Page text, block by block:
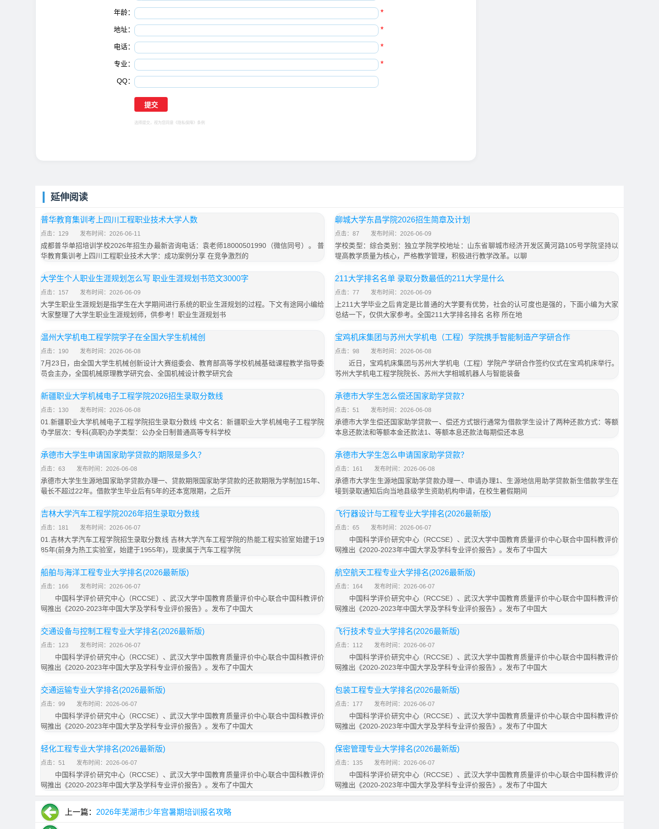
年龄： *
地址： *
电话： *
专业： *
QQ：
选择提交，视为您同意 《隐私保障》 条例
延伸阅读
普华教育集训考上四川工程职业技术大学人数
点击：129 发布时间：2026-06-11
成都普华单招培训学校2026年招生办最新咨询电话：袁老师18000501990（微信同号）。 普
华教育集训考上四川工程职业技术大学：成功案例分享 在竞争激烈的
聊城大学东昌学院2026招生简章及计划
点击：87 发布时间：2026-06-09
学校类型：综合类别：独立学院学校地址：山东省聊城市经济开发区黄河路105号学院坚持以
提高教学质量为核心，严格教学管理，积极进行教学改革。以聊
大学生个人职业生涯规划怎么写 职业生涯规划书范文3000字
点击：157 发布时间：2026-06-09
大学生职业生涯规划是指学生在大学期间进行系统的职业生涯规划的过程。下文有途网小编给
大家整理了大学生职业生涯规划师，供参考！职业生涯规划书
211大学排名名单 录取分数最低的211大学是什么
点击：77 发布时间：2026-06-09
上211大学毕业之后肯定是比普通的大学要有优势，社会的认可度也是强的，下面小编为大家
总结一下，仅供大家参考。全国211大学排名排名 名称 所在地
温州大学机电工程学院学子在全国大学生机械创
点击：190 发布时间：2026-06-08
7月23日，由全国大学生机械创新设计大赛组委会、教育部高等学校机械基础课程教学指导委
员会主办，全国机械原理教学研究会、全国机械设计教学研究会
宝鸡机床集团与苏州大学机电（工程）学院携手智能制造产学研合作
点击：98 发布时间：2026-06-08
近日，宝鸡机床集团与苏州大学机电（工程）学院产学研合作签约仪式在宝鸡机床举行。
苏州大学机电工程学院院长、苏州大学相城机器人与智能装备
新疆职业大学机械电子工程学院2026招生录取分数线
点击：130 发布时间：2026-06-08
01.新疆职业大学机械电子工程学院招生录取分数线 中文名：新疆职业大学机械电子工程学院
办学层次：专科(高职)办学类型：公办全日制普通高等专科学校
承德市大学生怎么偿还国家助学贷款？
点击：51 发布时间：2026-06-08
承德市大学生偿还国家助学贷款一、偿还方式银行通常为借款学生设计了两种还款方式：等额
本息还款法和等额本金还款法1、等额本息还款法每期偿还本息
承德市大学生申请国家助学贷款的期限是多久？
点击：63 发布时间：2026-06-08
承德市大学生生源地国家助学贷款办理一、贷款期限国家助学贷款的还款期限为学制加15年、
最长不超过22年。借款学生毕业后有5年的还本宽限期，之后开
承德市大学生怎么申请国家助学贷款？
点击：161 发布时间：2026-06-08
承德市大学生生源地国家助学贷款办理一、申请办理1、生源地信用助学贷款新生借款学生在
接到录取通知后向当地县级学生资助机构申请，在校生暑假期间
吉林大学汽车工程学院2026年招生录取分数线
点击：181 发布时间：2026-06-07
01.吉林大学汽车工程学院招生录取分数线 吉林大学汽车工程学院的热能工程实验室始建于19
85年(前身为热工实验室，始建于1955年)，现隶属于汽车工程学院
飞行器设计与工程专业大学排名(2026最新版)
点击：65 发布时间：2026-06-07
中国科学评价研究中心（RCCSE）、武汉大学中国教育质量评价中心联合中国科教评价
网推出《2020-2023年中国大学及学科专业评价报告》。发布了中国大
船舶与海洋工程专业大学排名(2026最新版)
点击：166 发布时间：2026-06-07
中国科学评价研究中心（RCCSE）、武汉大学中国教育质量评价中心联合中国科教评价
网推出《2020-2023年中国大学及学科专业评价报告》。发布了中国大
航空航天工程专业大学排名(2026最新版)
点击：164 发布时间：2026-06-07
中国科学评价研究中心（RCCSE）、武汉大学中国教育质量评价中心联合中国科教评价
网推出《2020-2023年中国大学及学科专业评价报告》。发布了中国大
交通设备与控制工程专业大学排名(2026最新版)
点击：123 发布时间：2026-06-07
中国科学评价研究中心（RCCSE）、武汉大学中国教育质量评价中心联合中国科教评价
网推出《2020-2023年中国大学及学科专业评价报告》。发布了中国大
飞行技术专业大学排名(2026最新版)
点击：112 发布时间：2026-06-07
中国科学评价研究中心（RCCSE）、武汉大学中国教育质量评价中心联合中国科教评价
网推出《2020-2023年中国大学及学科专业评价报告》。发布了中国大
交通运输专业大学排名(2026最新版)
点击：99 发布时间：2026-06-07
中国科学评价研究中心（RCCSE）、武汉大学中国教育质量评价中心联合中国科教评价
网推出《2020-2023年中国大学及学科专业评价报告》。发布了中国大
包装工程专业大学排名(2026最新版)
点击：177 发布时间：2026-06-07
中国科学评价研究中心（RCCSE）、武汉大学中国教育质量评价中心联合中国科教评价
网推出《2020-2023年中国大学及学科专业评价报告》。发布了中国大
轻化工程专业大学排名(2026最新版)
点击：51 发布时间：2026-06-07
中国科学评价研究中心（RCCSE）、武汉大学中国教育质量评价中心联合中国科教评价
网推出《2020-2023年中国大学及学科专业评价报告》。发布了中国大
保密管理专业大学排名(2026最新版)
点击：135 发布时间：2026-06-07
中国科学评价研究中心（RCCSE）、武汉大学中国教育质量评价中心联合中国科教评价
网推出《2020-2023年中国大学及学科专业评价报告》。发布了中国大
上一篇： 2026年芜湖市少年宫暑期培训报名攻略